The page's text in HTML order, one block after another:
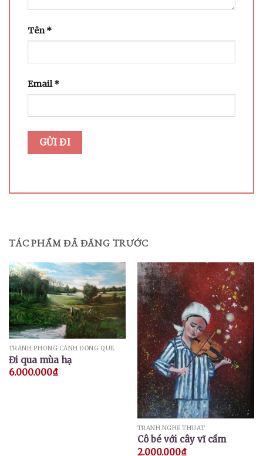
Tên *
Email*
TÁC PHẨM ĐÃ ĐĂNG TRƯỚC
TRANH PHONG CẢNH ĐỒNG QUÊ
Đi qua mùa hạ
6.000.000₫
TRANH NGHỆ THUẬT
Cô bé với cây vĩ cầm
2.000.000₫